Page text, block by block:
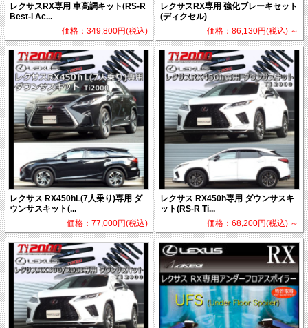
レクサスRX専用 車高調キット(RS-R
Best-i Ac...
価格：349,800円(税込)
レクサスRX専用 強化ブレーキセット
(ディクセル)
価格：86,130円(税込) ～
レクサス RX450hL(7人乗り)専用 ダ
ウンサスキット(...
価格：77,000円(税込)
レクサス RX450h専用 ダウンサスキ
ット(RS-R Ti...
価格：68,200円(税込) ～